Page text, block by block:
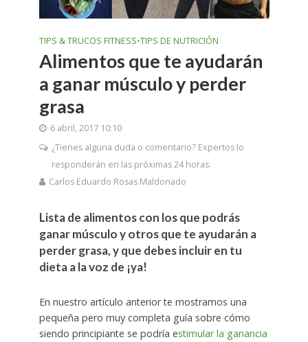
TIPS & TRUCOS FITNESS•TIPS DE NUTRICIÓN
Alimentos que te ayudarán
a ganar músculo y perder
grasa
6 abril, 2017 10:10
¿Tienes alguna duda o comentario? Expertos lo
responderán en las próximas 24 horas.
Carlos Eduardo Rosas Maldonado
Lista de alimentos con los que podrás
ganar músculo y otros que te ayudarán a
perder grasa, y que debes incluir en tu
dieta a la voz de ¡ya!
En nuestro artículo anterior te mostramos una
pequeña pero muy completa guía sobre cómo
siendo principiante se podría estimular la ganancia